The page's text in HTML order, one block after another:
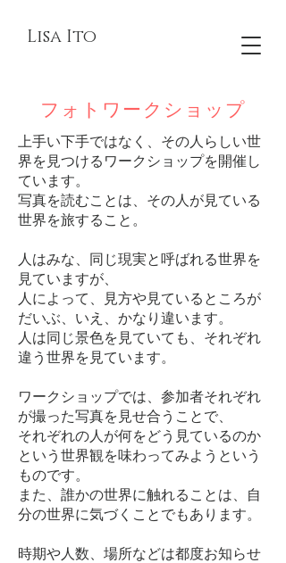
Lisa Ito
​フォトワークショップ
上手い下手ではなく、その人らしい世
界を見つけるワークショップを開催し
ています。
写真を読むことは、その人が見ている
世界を旅すること。
人はみな、同じ現実と呼ばれる世界を
見ていますが、
人によって、見方や見ているところが
だいぶ、いえ、かなり違います。
人は同じ景色を見ていても、それぞれ
違う世界を見ています。
ワークショップでは、参加者それぞれ
が撮った写真を見せ合うことで、
それぞれの人が何をどう見ているのか
という世界観を味わってみようという
ものです。
また、誰かの世界に触れることは、自
分の世界に気づくことでもあります。
​時期や人数、場所などは都度お知らせ